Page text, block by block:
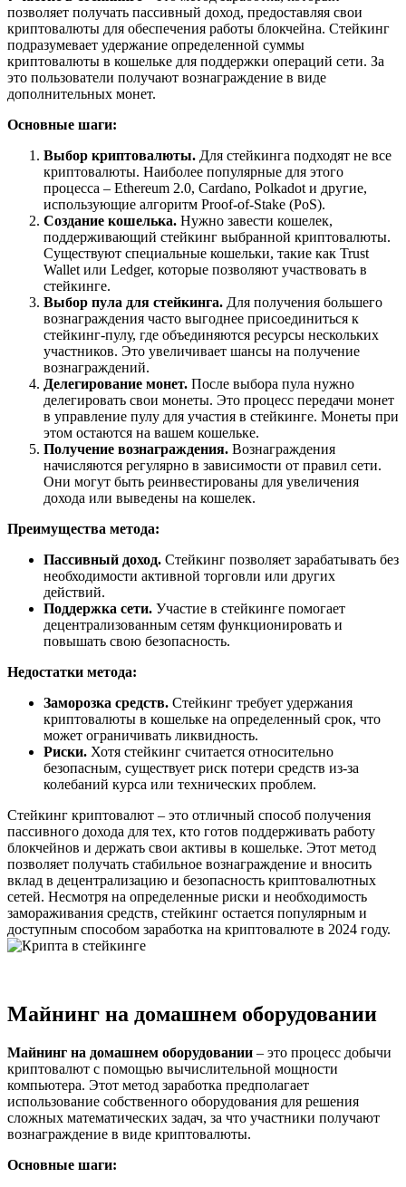
позволяет получать пассивный доход, предоставляя свои
криптовалюты для обеспечения работы блокчейна. Стейкинг
подразумевает удержание определенной суммы
криптовалюты в кошельке для поддержки операций сети. За
это пользователи получают вознаграждение в виде
дополнительных монет.
Основные шаги:
Выбор криптовалюты. Для стейкинга подходят не все
криптовалюты. Наиболее популярные для этого
процесса – Ethereum 2.0, Cardano, Polkadot и другие,
использующие алгоритм Proof-of-Stake (PoS).
Создание кошелька. Нужно завести кошелек,
поддерживающий стейкинг выбранной криптовалюты.
Существуют специальные кошельки, такие как Trust
Wallet или Ledger, которые позволяют участвовать в
стейкинге.
Выбор пула для стейкинга. Для получения большего
вознаграждения часто выгоднее присоединиться к
стейкинг-пулу, где объединяются ресурсы нескольких
участников. Это увеличивает шансы на получение
вознаграждений.
Делегирование монет. После выбора пула нужно
делегировать свои монеты. Это процесс передачи монет
в управление пулу для участия в стейкинге. Монеты при
этом остаются на вашем кошельке.
Получение вознаграждения. Вознаграждения
начисляются регулярно в зависимости от правил сети.
Они могут быть реинвестированы для увеличения
дохода или выведены на кошелек.
Преимущества метода:
Пассивный доход. Стейкинг позволяет зарабатывать без
необходимости активной торговли или других
действий.
Поддержка сети. Участие в стейкинге помогает
децентрализованным сетям функционировать и
повышать свою безопасность.
Недостатки метода:
Заморозка средств. Стейкинг требует удержания
криптовалюты в кошельке на определенный срок, что
может ограничивать ликвидность.
Риски. Хотя стейкинг считается относительно
безопасным, существует риск потери средств из-за
колебаний курса или технических проблем.
Стейкинг криптовалют – это отличный способ получения
пассивного дохода для тех, кто готов поддерживать работу
блокчейнов и держать свои активы в кошельке. Этот метод
позволяет получать стабильное вознаграждение и вносить
вклад в децентрализацию и безопасность криптовалютных
сетей. Несмотря на определенные риски и необходимость
замораживания средств, стейкинг остается популярным и
доступным способом заработка на криптовалюте в 2024 году.
Майнинг на домашнем оборудовании
Майнинг на домашнем оборудовании – это процесс добычи
криптовалют с помощью вычислительной мощности
компьютера. Этот метод заработка предполагает
использование собственного оборудования для решения
сложных математических задач, за что участники получают
вознаграждение в виде криптовалюты.
Основные шаги: